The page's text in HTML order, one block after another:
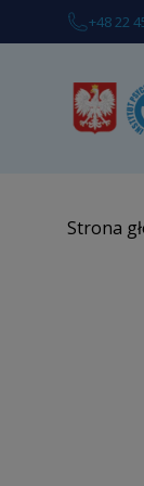
+48 22
Strona